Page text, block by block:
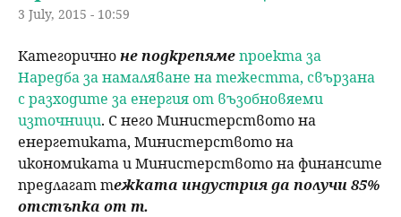
3 July, 2015 - 10:59
Категоричноне подкрепямепроекта за
Наредба за намаляване на тежестта, свързана
с разходите за енергия от възобновяеми
източници. С него Министерството на
енергетиката, Министерството на
икономиката и Министерството на финансите
предлагат тежката индустрия да получи 85%
отстъпка от т.